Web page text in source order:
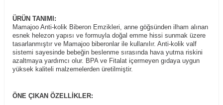
ÜRÜN TANIMI:
Mamajoo Anti-kolik Biberon Emzikleri, anne göğsünden ilham alınan
esnek helezon yapısı ve formuyla doğal emme hissi sunmak üzere
tasarlanmıştır ve Mamajoo biberonlar ile kullanılır. Anti-kolik valf
sistemi sayesinde bebeğin beslenme sırasında hava yutma riskini
azaltmaya yardımcı olur. BPA ve Fitalat içermeyen gıdaya uygun
yüksek kaliteli malzemelerden üretilmiştir.
ÖNE ÇIKAN ÖZELLİKLER: